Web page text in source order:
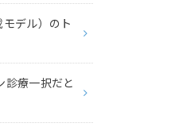
デル）のト
診療一択だと